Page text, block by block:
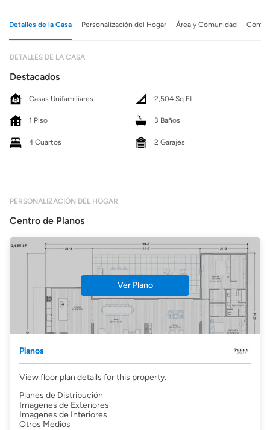
Detalles de la Casa Personalización del Hogar Área y Comunidad
DETALLES DE LA CASA
Destacados
Casas Unifamiliares 2,504 Sq Ft
1 Piso 3 Baños
4 Cuartos 2 Garajes
PERSONALIZACIÓN DEL HOGAR
Centro de Planos
Ver Plano
Planos
View floor plan details for this property.
Planes de Distribución
Imagenes de Exteriores
Imagenes de Interiores
Otros Medios